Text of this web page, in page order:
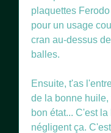
plaquettes
pour un usage
cran au-dessus
balles.
Ensuite, t'as
de la bonne huile,
bon état... C'est
négligent ça.